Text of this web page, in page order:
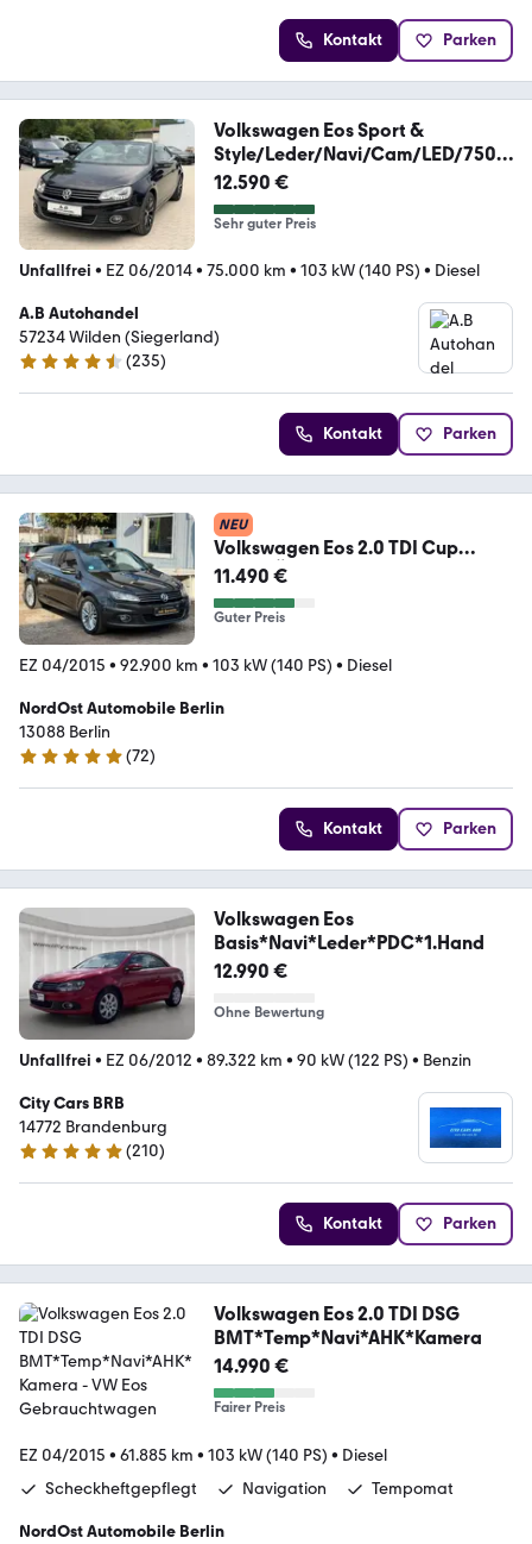
Kontakt Parken
Volkswagen Eos Sport &
Style/Leder/Navi/Cam/LED/7500
0km
12.590 €
Sehr guter Preis
Unfallfrei • EZ 06/2014• 75.000 km • 103 kW (140 PS) • Diesel
A.B Autohandel
57234 Wilden (Siegerland)
4.5 Sterne
(235)
Kontakt Parken
NEU
Volkswagen Eos 2.0 TDI Cup
BMT*TÜV neu*PDC*Klima*Navi
11.490 €
Guter Preis
EZ 04/2015 • 92.900 km • 103 kW (140 PS) • Diesel
NordOst Automobile Berlin
13088 Berlin
5 Sterne
(72)
Kontakt Parken
Volkswagen Eos
Basis*Navi*Leder*PDC*1.Hand
12.990 €
Ohne Bewertung
Unfallfrei • EZ 06/2012 • 89.322 km • 90 kW (122 PS) • Benzin
City Cars BRB
14772 Brandenburg
4.9 Sterne
(210)
Kontakt Parken
Volkswagen Eos 2.0 TDI DSG
BMT*Temp*Navi*AHK*Kamera
14.990 €
Fairer Preis
EZ 04/2015 • 61.885 km • 103 kW (140 PS) • Diesel
Scheckheftgepflegt
Navigation Tempomat
NordOst Automobile Berlin